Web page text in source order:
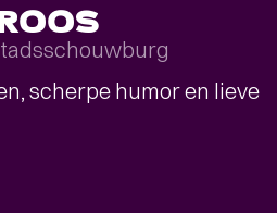
scherpe humor en lieve